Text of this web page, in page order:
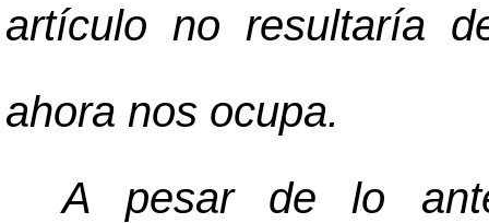
artículo no resultaría
ahora nos ocupa.
A pesar de lo